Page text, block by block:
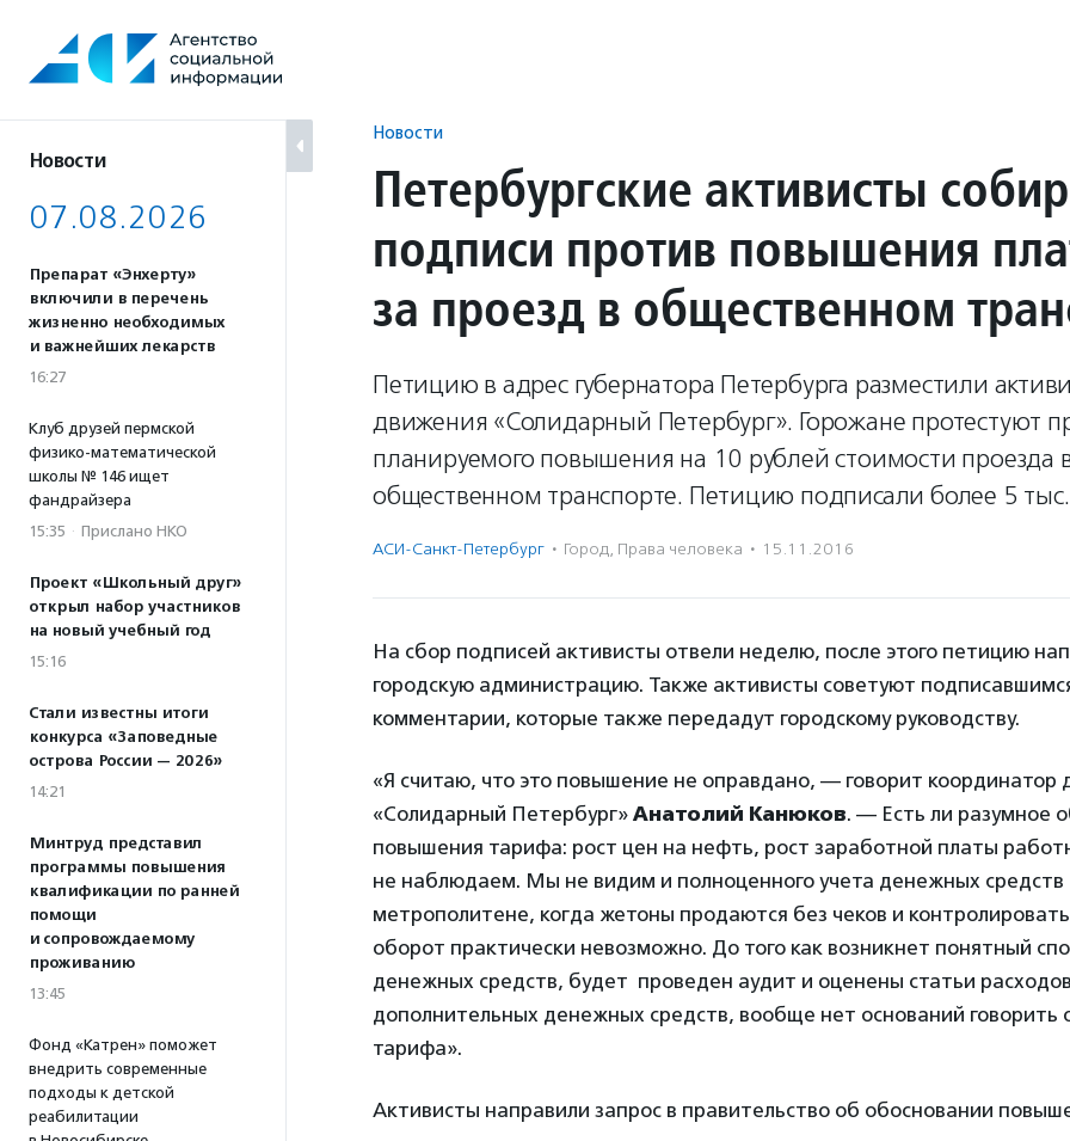
содержанию
Новости
07.08.2026
Препарат «Энхерту»
включили в перечень
жизненно необходимых
и важнейших лекарств
16:27
Клуб друзей пермской
физико-математической
школы № 146 ищет
фандрайзера
15:35 · Прислано НКО
Проект «Школьный друг»
открыл набор участников
на новый учебный год
15:16
Стали известны итоги
конкурса «Заповедные
острова России — 2026»
14:21
Минтруд представил
программы повышения
квалификации по ранней
помощи
и сопровождаемому
проживанию
13:45
Фонд «Катрен» поможет
внедрить современные
подходы к детской
реабилитации
Новости
Петербургские активисты
подписи против повышения
за проезд в общественном
Петицию в адрес губернатора Петербурга разместили
движения «Солидарный Петербург». Горожане протестуют
планируемого повышения на 10 рублей стоимости проезда
общественном транспорте. Петицию подписали более 5
АСИ-Санкт-Петербург · Город, Права человека · 15.11.2016
На сбор подписей активисты отвели неделю, после этого петицию
городскую администрацию. Также активисты советуют
комментарии, которые также передадут городскому руководству.
«Я считаю, что это повышение не оправдано, — говорит координатор
«Солидарный Петербург» Анатолий Канюков. — Есть ли разумное
повышения тарифа: рост цен на нефть, рост заработной платы
не наблюдаем. Мы не видим и полноценного учета денежных средств
метрополитене, когда жетоны продаются без чеков и
оборот практически невозможно. До того как возникнет понятный
денежных средств, будет проведен аудит и оценены статьи
дополнительных денежных средств, вообще нет оснований говорить
тарифа».
Активисты направили запрос в правительство об обосновании